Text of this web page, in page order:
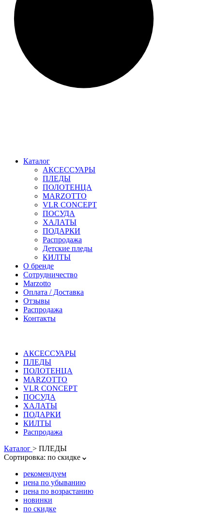
Каталог
АКСЕССУАРЫ
ПЛЕДЫ
ПОЛОТЕНЦА
MARZOTTO
VLR CONCEPT
ПОСУДА
ХАЛАТЫ
ПОДАРКИ
Распродажа
Детские пледы
КИЛТЫ
О бренде
Сотрудничество
Marzotto
Оплата / Доставка
Отзывы
Распродажа
Контакты
АКСЕССУАРЫ
ПЛЕДЫ
ПОЛОТЕНЦА
MARZOTTO
VLR CONCEPT
ПОСУДА
ХАЛАТЫ
ПОДАРКИ
КИЛТЫ
Распродажа
Каталог > ПЛЕДЫ
Сортировка: по скидке
рекомендуем
цена по убыванию
цена по возрастанию
новинки
по скидке